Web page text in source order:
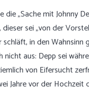
die „Sache mit Johnny
sei „von der
in den Wahnsinn
nicht aus: Depp sei
von Eifersucht
Jahre vor der Hochzeit